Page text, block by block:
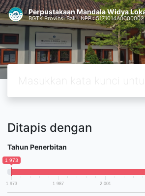
Perpustakaan Mandala Widya
BGTK Provinsi Bali | NPP : 5171014A0000002
Ditapis dengan
Tahun Penerbitan
1 973
1 973 1 987 2 001